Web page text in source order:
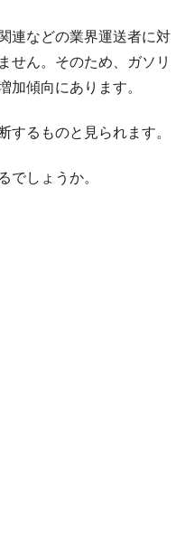
連などの業界運送者に対
せん。そのため、ガソリ
加傾向にあります。
するものと見られます。
でしょうか。